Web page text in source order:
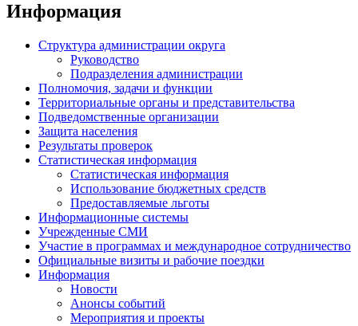
Информация
Структура администрации округа
Руководство
Подразделения администрации
Полномочия, задачи и функции
Территориальные органы и представительства
Подведомственные организации
Защита населения
Результаты проверок
Статистическая информация
Статистическая информация
Использование бюджетных средств
Предоставляемые льготы
Информационные системы
Учрежденные СМИ
Участие в программах и международное сотрудничество
Официальные визиты и рабочие поездки
Информация
Новости
Анонсы событий
Мероприятия и проекты